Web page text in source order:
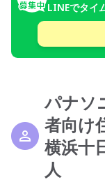
LINEでタイ
パナソ
者向け
横浜十
人